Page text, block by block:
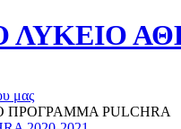
ΛΥΚΕΙΟ
μας
ΠΡΟΓΡΑΜΜΑ PULCHRA